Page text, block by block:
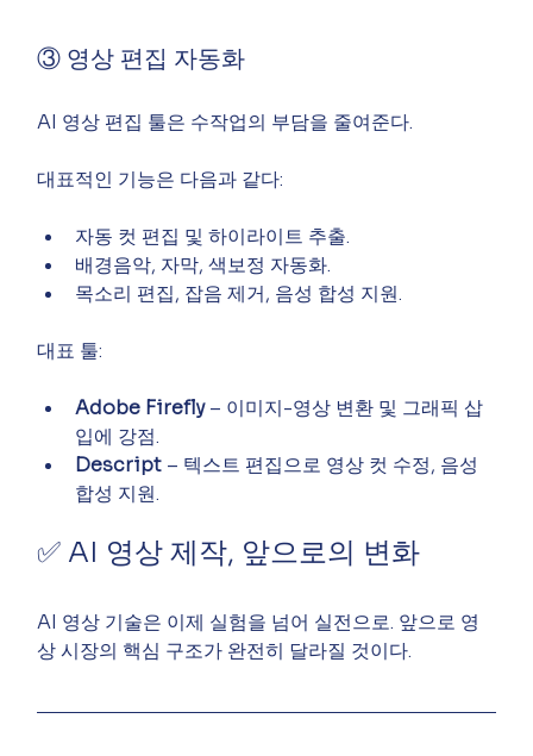
③ 영상 편집 자동화
AI 영상 편집 툴은 수작업의 부담을 줄여준다.
대표적인 기능은 다음과 같다:
자동 컷 편집 및 하이라이트 추출.
배경음악, 자막, 색보정 자동화.
목소리 편집, 잡음 제거, 음성 합성 지원.
대표 툴:
Adobe Firefly – 이미지-영상 변환 및 그래픽 삽
입에 강점.
Descript – 텍스트 편집으로 영상 컷 수정, 음성
합성 지원.
✅ AI 영상 제작, 앞으로의 변화
AI 영상 기술은 이제 실험을 넘어 실전으로. 앞으로 영
상 시장의 핵심 구조가 완전히 달라질 것이다.